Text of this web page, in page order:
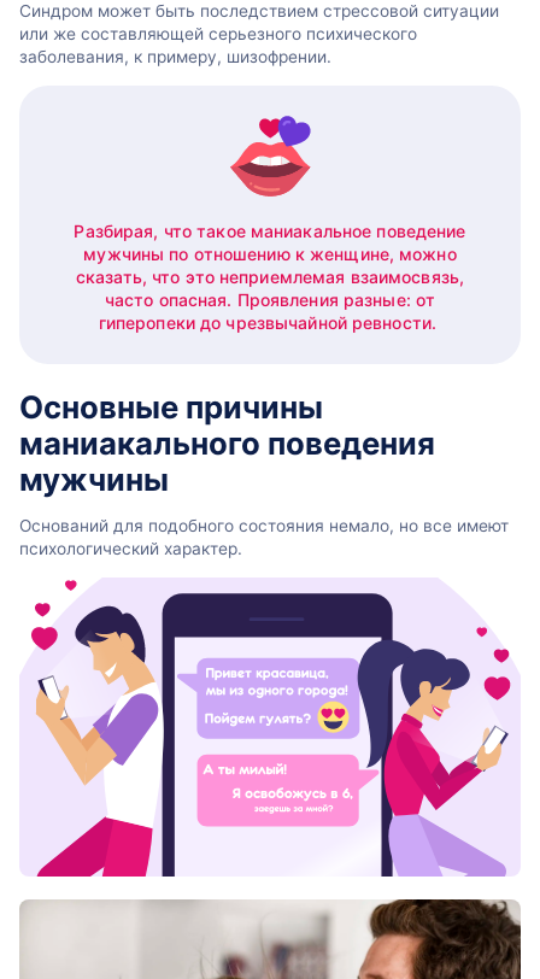
Синдром может быть последствием стрессовой ситуации
или же составляющей серьезного психического
заболевания, к примеру, шизофрении.
Разбирая, что такое маниакальное поведение
мужчины по отношению к женщине, можно
сказать, что это неприемлемая взаимосвязь,
часто опасная. Проявления разные: от
гиперопеки до чрезвычайной ревности.
Основные причины
маниакального поведения
мужчины
Оснований для подобного состояния немало, но все имеют
психологический характер.